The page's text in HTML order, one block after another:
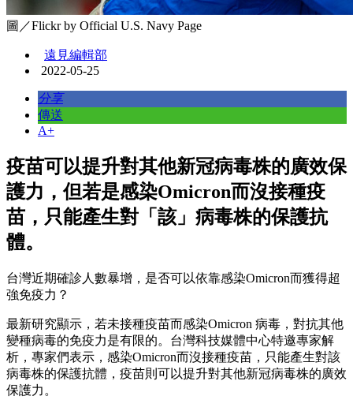
圖／Flickr by Official U.S. Navy Page
遠見編輯部
2022-05-25
分享
傳送
A+
疫苗可以提升對其他新冠病毒株的廣效保
護力，但若是感染Omicron而沒接種疫
苗，只能產生對「該」病毒株的保護抗
體。
台灣近期確診人數暴增，是否可以依靠感染Omicron而獲得超
強免疫力？
最新研究顯示，若未接種疫苗而感染Omicron 病毒，對抗其他
變種病毒的免疫力是有限的。台灣科技媒體中心特邀專家解
析，專家們表示，感染Omicron而沒接種疫苗，只能產生對該
病毒株的保護抗體，疫苗則可以提升對其他新冠病毒株的廣效
保護力。